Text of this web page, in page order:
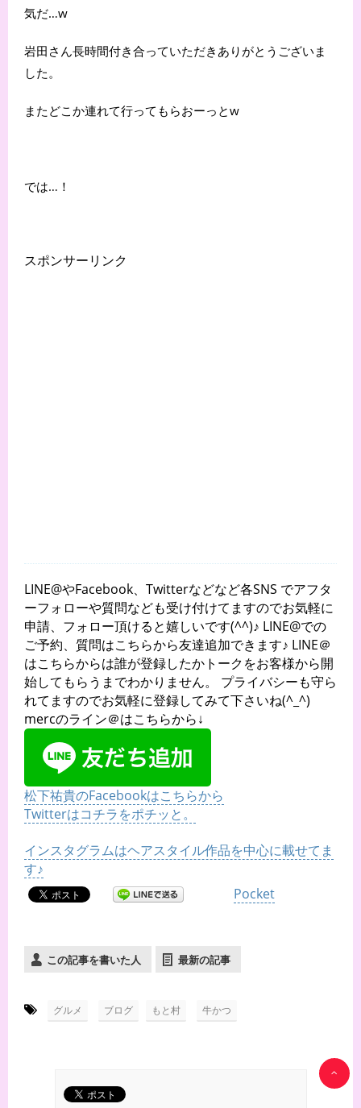
気だ…w
岩田さん長時間付き合っていただきありがとうございま
した。
またどこか連れて行ってもらおーっとw
では…！
スポンサーリンク
LINE@やFacebook、Twitterなどなど各SNS でアフタ
ーフォローや質問なども受け付けてますのでお気軽に
申請、フォロー頂けると嬉しいです(^^)♪ LINE@での
ご予約、質問はこちらから友達追加できます♪ LINE＠
はこちらからは誰が登録したかトークをお客様から開
始してもらうまでわかりません。 プライバシーも守ら
れてますのでお気軽に登録してみて下さいね(^_^)
mercのライン＠はこちらから↓
松下祐貴のFacebookはこちらから
Twitterはコチラをポチッと。
インスタグラムはヘアスタイル作品を中心に載せてま
す♪
Pocket
この記事を書いた人 最新の記事
グルメ ブログ もと村 牛かつ